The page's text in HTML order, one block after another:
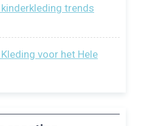
trends
voor het Hele